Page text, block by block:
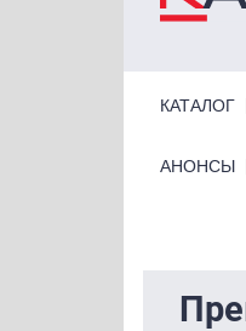
КАТАЛОГ
Primary
АНОНСЫ